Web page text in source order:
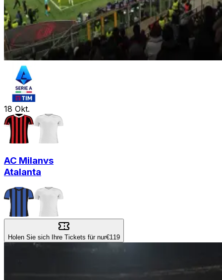
18 Okt.
AC Milanvs
Atalanta
Holen Sie sich Ihre Tickets für nur€119